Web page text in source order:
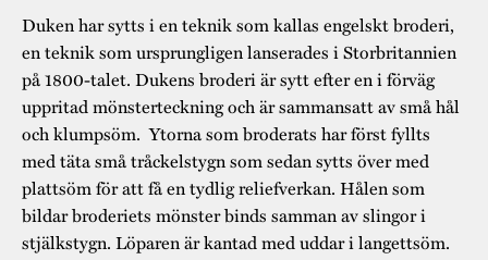
Kontakta oss
Hantverk
Projekt
Stugornas Stundars
Museisamlingarna
Årsberättelser
Årets Gunnar
Stundars
registerbeskrivning
Duken har sytts i en teknik som kallas engelskt broderi,
en teknik som ursprungligen lanserades i Storbritannien
på 1800-talet. Dukens broderi är sytt efter en i förväg
uppritad mönsterteckning och är sammansatt av små hål
och klumpsöm. Ytorna som broderats har först fyllts
med täta små tråckelstygn som sedan sytts över med
plattsöm för att få en tydlig reliefverkan. Hålen som
bildar broderiets mönster binds samman av slingor i
stjälkstygn. Löparen är kantad med uddar i langettsöm.